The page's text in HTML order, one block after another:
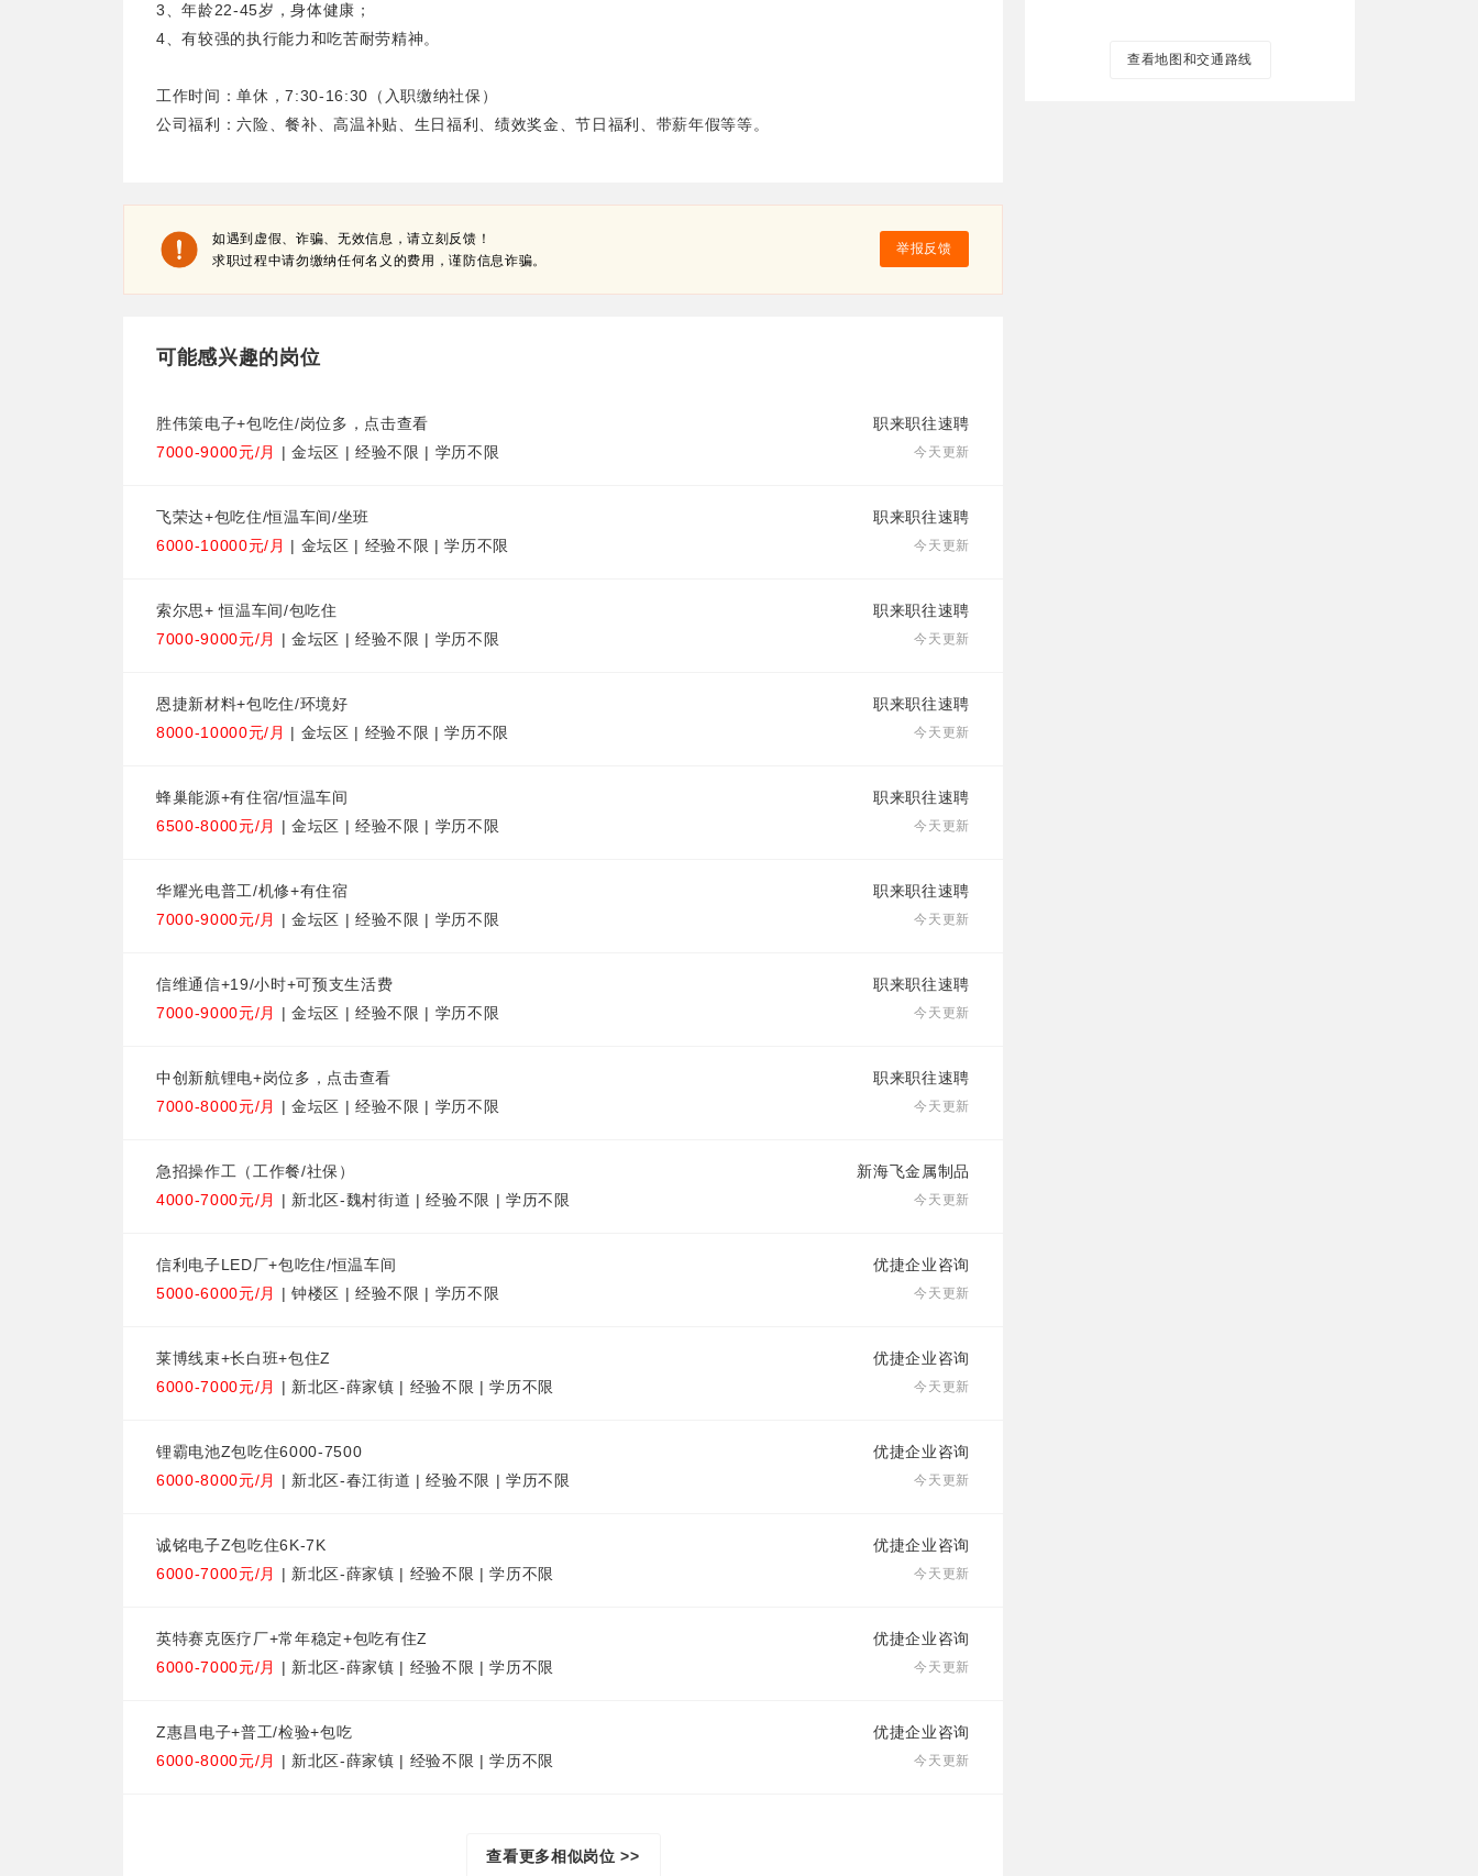
3、年龄22-45岁，身体健康；
4、有较强的执行能力和吃苦耐劳精神。
工作时间：单休，7:30-16:30（入职缴纳社保）
公司福利：六险、餐补、高温补贴、生日福利、绩效奖金、节日福利、带薪年假等等。
举报反馈
如遇到虚假、诈骗、无效信息，请立刻反馈！
求职过程中请勿缴纳任何名义的费用，谨防信息诈骗。
可能感兴趣的岗位
职来职往速聘
胜伟策电子+包吃住/岗位多，点击查看
今天更新
7000-9000元/月 | 金坛区 | 经验不限 | 学历不限
职来职往速聘
飞荣达+包吃住/恒温车间/坐班
今天更新
6000-10000元/月 | 金坛区 | 经验不限 | 学历不限
职来职往速聘
索尔思+ 恒温车间/包吃住
今天更新
7000-9000元/月 | 金坛区 | 经验不限 | 学历不限
职来职往速聘
恩捷新材料+包吃住/环境好
今天更新
8000-10000元/月 | 金坛区 | 经验不限 | 学历不限
职来职往速聘
蜂巢能源+有住宿/恒温车间
今天更新
6500-8000元/月 | 金坛区 | 经验不限 | 学历不限
职来职往速聘
华耀光电普工/机修+有住宿
今天更新
7000-9000元/月 | 金坛区 | 经验不限 | 学历不限
职来职往速聘
信维通信+19/小时+可预支生活费
今天更新
7000-9000元/月 | 金坛区 | 经验不限 | 学历不限
职来职往速聘
中创新航锂电+岗位多，点击查看
今天更新
7000-8000元/月 | 金坛区 | 经验不限 | 学历不限
新海飞金属制品
急招操作工（工作餐/社保）
今天更新
4000-7000元/月 | 新北区-魏村街道 | 经验不限 | 学历不限
优捷企业咨询
信利电子LED厂+包吃住/恒温车间
今天更新
5000-6000元/月 | 钟楼区 | 经验不限 | 学历不限
优捷企业咨询
莱博线束+长白班+包住Z
今天更新
6000-7000元/月 | 新北区-薛家镇 | 经验不限 | 学历不限
优捷企业咨询
锂霸电池Z包吃住6000-7500
今天更新
6000-8000元/月 | 新北区-春江街道 | 经验不限 | 学历不限
优捷企业咨询
诚铭电子Z包吃住6K-7K
今天更新
6000-7000元/月 | 新北区-薛家镇 | 经验不限 | 学历不限
优捷企业咨询
英特赛克医疗厂+常年稳定+包吃有住Z
今天更新
6000-7000元/月 | 新北区-薛家镇 | 经验不限 | 学历不限
优捷企业咨询
Z惠昌电子+普工/检验+包吃
今天更新
6000-8000元/月 | 新北区-薛家镇 | 经验不限 | 学历不限
查看更多相似岗位 >>
查看地图和交通路线